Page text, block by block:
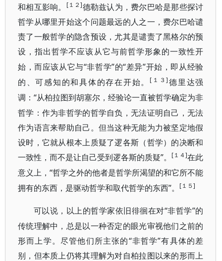
和相互影响。
[１２]德勒兹认为，费尔巴哈是那些探讨
哲学从哪里开始这个问题最远的人之一，费尔巴哈谴
责了一般哲学的隐含预设，尤其是谴责了黑格尔的预
设，指出哲学不应该从它与前哲学形象的一致性开
始，而应该从它与“非哲学”的“差异”开始，即从经验
的、可感知的和具体的存在开始。
[１３]德里达强
调：“从柏拉图到胡塞尔，经验论一直被哲学确定为非
哲学：作为非哲学的哲学自负，无法证明自己，无法
作为语言来帮助自己。但当这种无能为力被坚定地假
设时，它就从根本上质疑了逻各斯（哲学）的决断和
一致性，而不是让自己受到逻各斯的质疑”。
[１４]在此
意义上，“哲学之外的他者是哲学所渴望的和它所不能
拥有的东西，是驱动哲学和取代哲学的东西”。
[１５]
可以说，以上的哲学家依旧徘徊在对“非哲学”的
传统理解中，总是以一种否定的眼光审视他们之前的
形而上学。尽管他们所主张的“非哲学”有具体的差
别，但本质上仍将其理解为对自柏拉图以来的形而上